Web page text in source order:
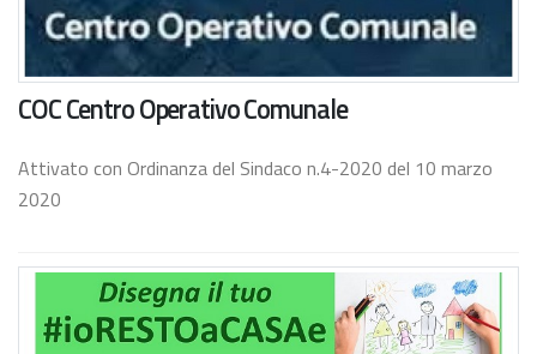
COC Centro Operativo Comunale
Attivato con Ordinanza del Sindaco n.4-2020 del 10 marzo
2020